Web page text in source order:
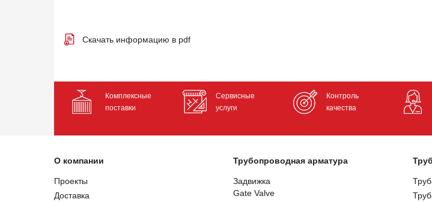
Скачать информацию в pdf
Комплексные
поставки
Сервисные
услуги
Контроль
качества
О компании
Проекты
Доставка
Трубопроводная арматура
Задвижка
Gate Valve